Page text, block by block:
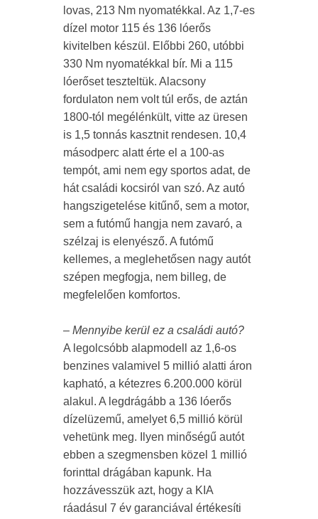
lovas, 213 Nm nyomatékkal. Az 1,7-es
dízel motor 115 és 136 lóerős
kivitelben készül. Előbbi 260, utóbbi
330 Nm nyomatékkal bír. Mi a 115
lóerőset teszteltük. Alacsony
fordulaton nem volt túl erős, de aztán
1800-tól megélénkült, vitte az üresen
is 1,5 tonnás kasztnit rendesen. 10,4
másodperc alatt érte el a 100-as
tempót, ami nem egy sportos adat, de
hát családi kocsiról van szó. Az autó
hangszigetelése kitűnő, sem a motor,
sem a futómű hangja nem zavaró, a
szélzaj is elenyésző. A futómű
kellemes, a meglehetősen nagy autót
szépen megfogja, nem billeg, de
megfelelően komfortos.
– Mennyibe kerül ez a családi autó?
A legolcsóbb alapmodell az 1,6-os
benzines valamivel 5 millió alatti áron
kapható, a kétezres 6.200.000 körül
alakul. A legdrágább a 136 lóerős
dízelüzemű, amelyet 6,5 millió körül
vehetünk meg. Ilyen minőségű autót
ebben a szegmensben közel 1 millió
forinttal drágában kapunk. Ha
hozzávesszük azt, hogy a KIA
ráadásul 7 év garanciával értékesíti